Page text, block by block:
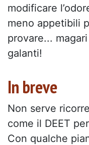
modificare
meno appetibili
provare...
galanti!
In breve
Non serve
come il DEET
Con qualche